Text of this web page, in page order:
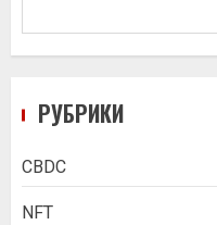
РУБРИКИ
CBDC
NFT